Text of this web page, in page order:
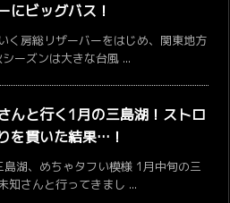
にビッグバス！
く房総リザーバーをはじめ、関東地方
ーズンは大きな台風 ...
んと行く1月の三島湖！ストロ
を貫いた結果…！
島湖、めちゃタフい模様 1月中旬の三
知さんと行ってきまし ...